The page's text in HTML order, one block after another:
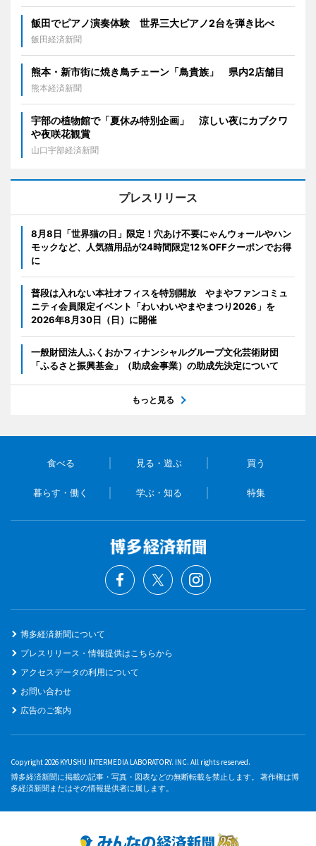
飯田でピアノ演奏体験 世界三大ピアノ2台を弾き比べ
飯田経済新聞
熊本・新市街に焼き鳥チェーン「鳥貴族」 県内2店舗目
熊本経済新聞
宇部の植物館で「夏休み特別企画」 涼しい夜にカブクワ
や夜咲花観賞
山口宇部経済新聞
プレスリリース
8月8日「世界猫の日」限定！穴あけ不要にゃんウォールやハン
モックなど、人気猫用品が24時間限定12％OFFクーポンでお得
に
普段は入れない本社オフィスを特別開放 やまやファンコミュ
ニティ会員限定イベント「わいわいやまやまつり2026」を
2026年8月30日（日）に開催
一般財団法人ふくおかフィナンシャルグループ文化芸術財団
「ふるさと振興基金」（助成金事業）の助成先決定について
もっと見る
食べる 見る・遊ぶ 買う
暮らす・働く 学ぶ・知る 特集
博多経済新聞について
プレスリリース・情報提供はこちらから
アクセスデータの利用について
お問い合わせ
広告のご案内
Copyright 2026 KYUSHU INTERMEDIA LABORATORY. INC. All rights reserved.
博多経済新聞に掲載の記事・写真・図表などの無断転載を禁止します。 著作権は博
多経済新聞またはその情報提供者に属します。